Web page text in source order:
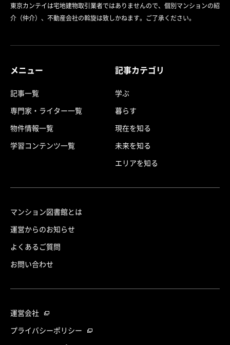
東京カンテイは宅地建物取引業者ではありませんので、個別マンションの紹
介（仲介）、不動産会社の斡旋は致しかねます。ご了承ください。
メニュー
記事一覧
専門家・ライター一覧
物件情報一覧
学習コンテンツ一覧
記事カテゴリ
学ぶ
暮らす
現在を知る
未来を知る
エリアを知る
マンション図書館とは
運営からのお知らせ
よくあるご質問
お問い合わせ
運営会社
プライバシーポリシー